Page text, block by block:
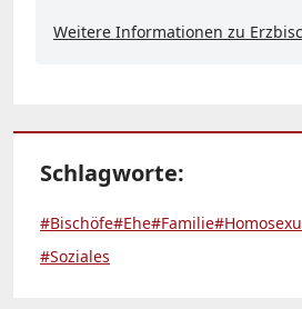
Weitere Informationen zu
Schlagworte:
#Bischöfe#Ehe#Familie
#Soziales